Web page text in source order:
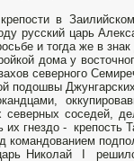
в
русский царь
и тогда же в
дома у
северного
подошвы
северных соседей,
их гнездо - крепость
командованием
Николай I